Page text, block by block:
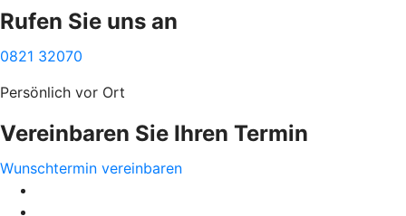
Rufen Sie uns an
0821 32070
Persönlich vor Ort
Vereinbaren Sie Ihren Termin
Wunschtermin vereinbaren